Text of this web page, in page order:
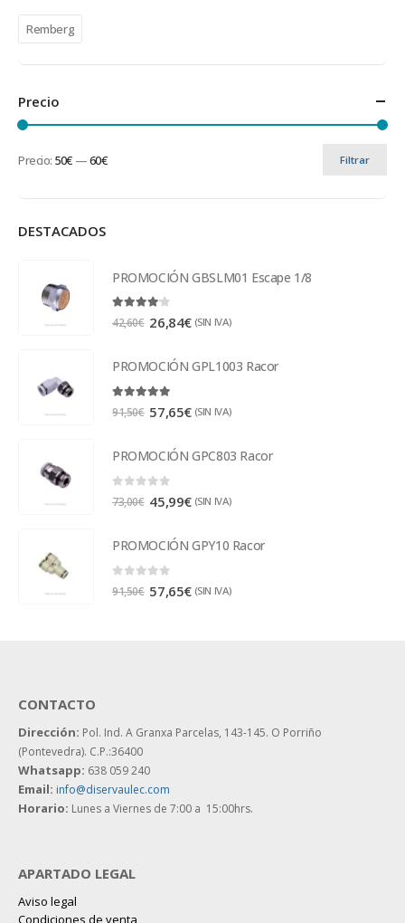
Remberg
Precio
Filtrar
Precio: 50€ —60€
DESTACADOS
PROMOCIÓN GBSLM01 Escape 1/8
4.00out of 5
42,60€ 26,84€ (SIN IVA)
PROMOCIÓN GPL1003 Racor
5.00out of 5
91,50€ 57,65€ (SIN IVA)
PROMOCIÓN GPC803 Racor
73,00€ 45,99€ (SIN IVA)
PROMOCIÓN GPY10 Racor
91,50€ 57,65€ (SIN IVA)
CONTACTO
Dirección: Pol. Ind. A Granxa Parcelas, 143-145. O Porriño
(Pontevedra). C.P.:36400
Whatsapp: 638 059 240
Email: info@diservaulec.com
Horario: Lunes a Viernes de 7:00 a 15:00hrs.
APARTADO LEGAL
Aviso legal